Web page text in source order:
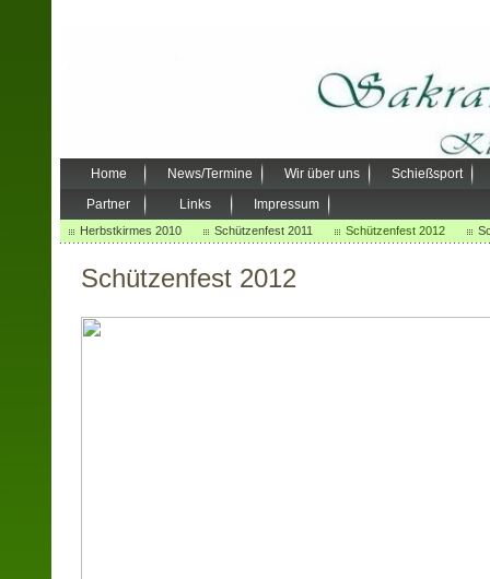
Home News/Termine Wir über uns
Schießsport
Partner
Links Impressum
Herbstkirmes 2010 Schützenfest 2011 Schützenfest 2012
Schützenfest 2012